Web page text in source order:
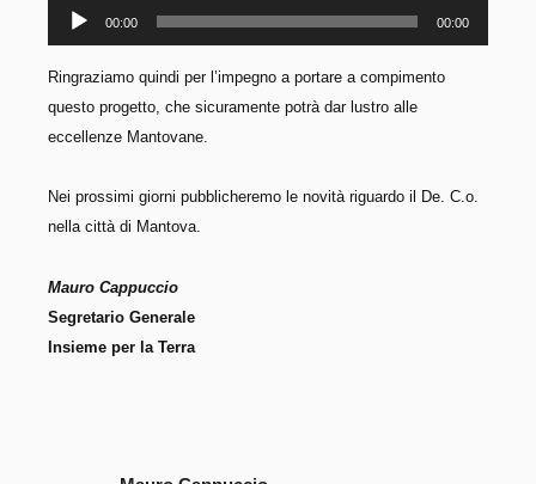
Audio
Player
00:00 00:00
Ringraziamo quindi per l’impegno a portare a compimento
questo progetto, che sicuramente potrà dar lustro alle
eccellenze Mantovane.
Nei prossimi giorni pubblicheremo le novità riguardo il De. C.o.
nella città di Mantova.
Mauro Cappuccio
Segretario Generale
Insieme per la Terra